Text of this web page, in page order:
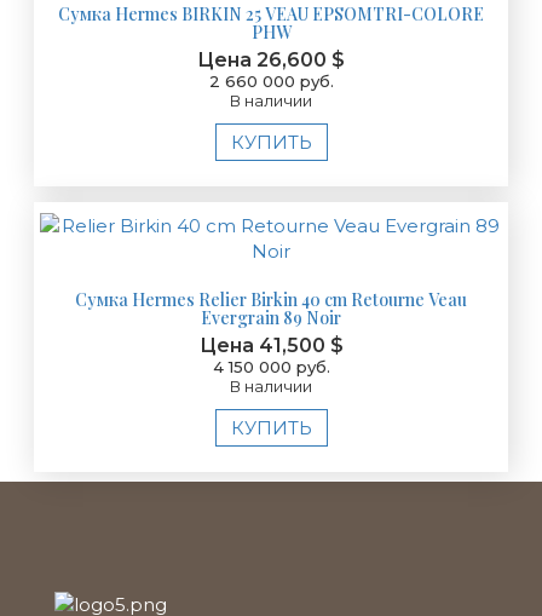
Сумка Hermes BIRKIN 25 VEAU EPSOMTRI-COLORE
PHW
Цена 26,600 $
2 660 000 руб.
В наличии
КУПИТЬ
Сумка Hermes Relier Birkin 40 cm Retourne Veau
Evergrain 89 Noir
Цена 41,500 $
4 150 000 руб.
В наличии
КУПИТЬ